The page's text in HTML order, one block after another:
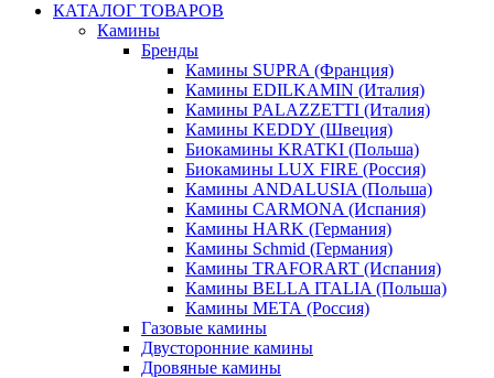
КАТАЛОГ ТОВАРОВ
Камины
Бренды
Камины SUPRA (Франция)
Камины EDILKAMIN (Италия)
Камины PALAZZETTI (Италия)
Камины KEDDY (Швеция)
Биокамины KRATKI (Польша)
Биокамины LUX FIRE (Россия)
Камины ANDALUSIA (Польша)
Камины CARMONA (Испания)
Камины HARK (Германия)
Камины Schmid (Германия)
Камины TRAFORART (Испания)
Камины BELLA ITALIA (Польша)
Камины МЕТА (Россия)
Газовые камины
Двусторонние камины
Дровяные камины